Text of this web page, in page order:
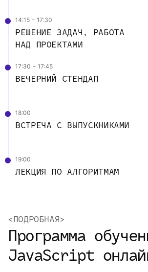
14:15 − 17:30
РЕШЕНИЕ ЗАДАЧ, РАБОТА
НАД ПРОЕКТАМИ
17:30 − 17:45
ВЕЧЕРНИЙ СТЕНДАП
18:00
ВСТРЕЧА С ВЫПУСКНИКАМИ
19:00
ЛЕКЦИЯ ПО АЛГОРИТМАМ
<ПОДРОБНАЯ>
Программа
JavaScript